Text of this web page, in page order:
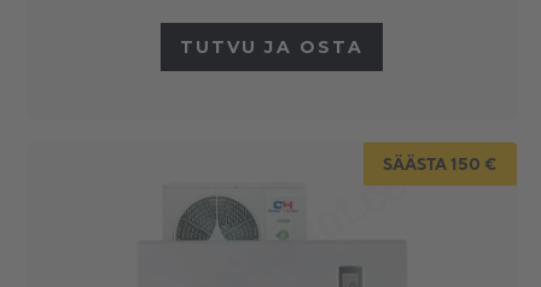
TUTVU JA OSTA
SÄÄSTA 150 €